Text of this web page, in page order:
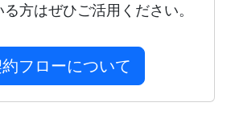
方はぜひご活用ください。
フローについて